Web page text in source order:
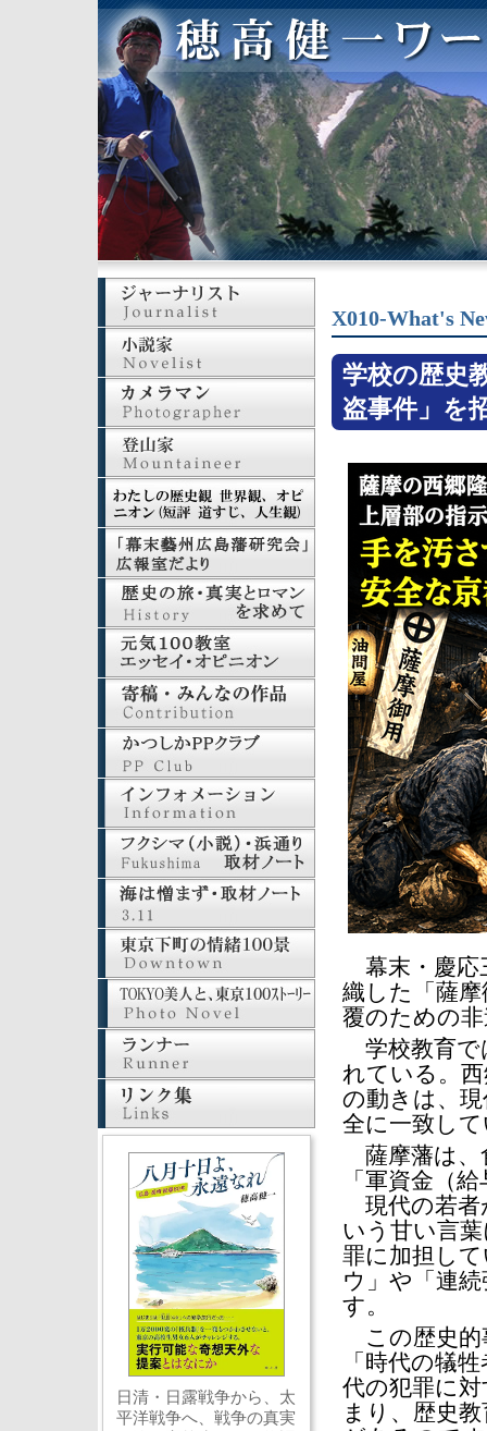
X010-What's
学校の歴史
盗事件」を
幕末・慶応
織した「薩
覆のための
学校教育で
れている。
の動きは、
全に一致し
薩摩藩は、
「軍資金（
現代の若者
いう甘い言
罪に加担し
ウ」や「連
す。
この歴史的
「時代の犠
代の犯罪に
まり、歴史
日清・日露戦争から、太
平洋戦争へ、戦争の真実